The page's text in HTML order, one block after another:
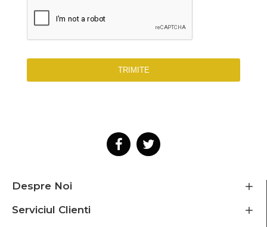
TRIMITE
Despre Noi
Serviciul Clienti